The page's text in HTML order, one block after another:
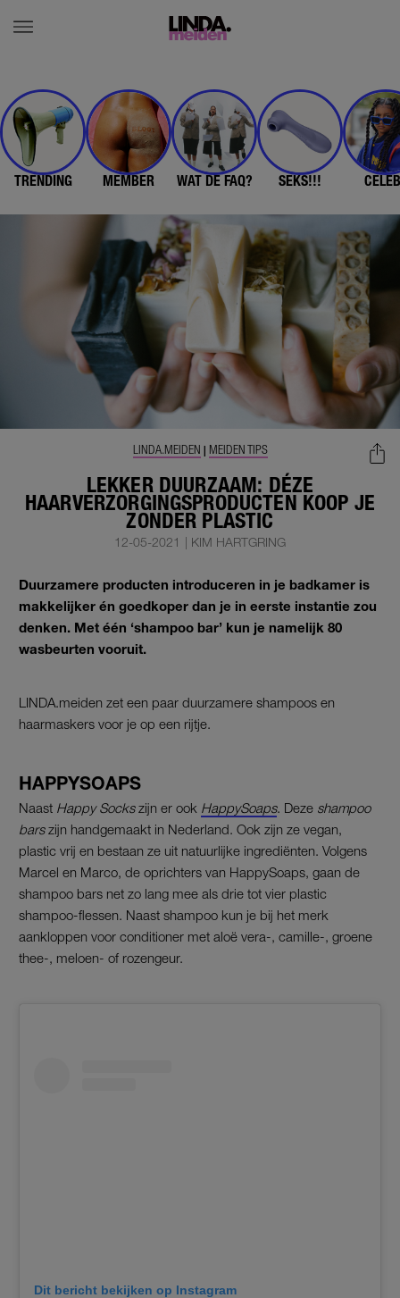
TRENDING MEMBER WAT DE FAQ? SEKS!!!
LEKKER DUURZAAM: DÉZE
HAARVERZORGINGSPRODUCTEN KOOP JE
ZONDER PLASTIC
LINDA.MEIDEN | MEIDEN TIPS
12-05-2021 | KIM HARTGRING
Duurzamere producten introduceren in je badkamer is
makkelijker én goedkoper dan je in eerste instantie zou
denken. Met één ‘shampoo bar’ kun je namelijk 80
wasbeurten vooruit.
LINDA.meiden zet een paar duurzamere shampoos en
haarmaskers voor je op een rijtje.
HAPPYSOAPS
Naast Happy Sockszijn er ook HappySoaps. Deze shampoo
barszijn handgemaakt in Nederland. Ook zijn ze vegan,
plastic vrij en bestaan ze uit natuurlijke ingrediënten. Volgens
Marcel en Marco, de oprichters van HappySoaps, gaan de
shampoo bars net zo lang mee als drie tot vier plastic
shampoo-flessen. Naast shampoo kun je bij het merk
aankloppen voor conditioner met aloë vera-, camille-, groene
thee-, meloen- of rozengeur.
Dit bericht bekijken op Instagram